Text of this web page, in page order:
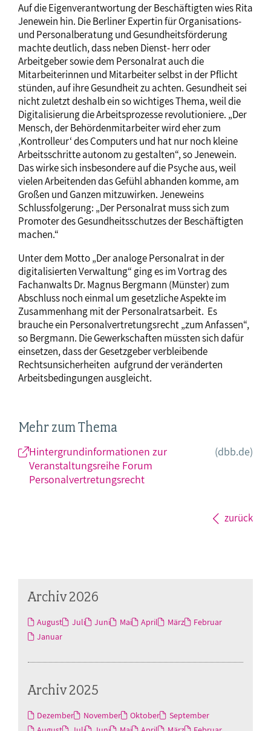
Auf die Eigenverantwortung der Beschäftigten wies Rita
Jenewein hin. Die Berliner Expertin für Organisations-
und Personalberatung und Gesundheitsförderung
machte deutlich, dass neben Dienst- herr oder
Arbeitgeber sowie dem Personalrat auch die
Mitarbeiterinnen und Mitarbeiter selbst in der Pflicht
stünden, auf ihre Gesundheit zu achten. Gesundheit sei
nicht zuletzt deshalb ein so wichtiges Thema, weil die
Digitalisierung die Arbeitsprozesse revolutioniere. „Der
Mensch, der Behördenmitarbeiter wird eher zum
‚Kontrolleur‘ des Computers und hat nur noch kleine
Arbeitsschritte autonom zu gestalten“, so Jenewein.
Das wirke sich insbesondere auf die Psyche aus, weil
vielen Arbeitenden das Gefühl abhanden komme, am
Großen und Ganzen mitzuwirken. Jeneweins
Schlussfolgerung: „Der Personalrat muss sich zum
Promoter des Gesundheitsschutzes der Beschäftigten
machen.“
Unter dem Motto „Der analoge Personalrat in der
digitalisierten Verwaltung“ ging es im Vortrag des
Fachanwalts Dr. Magnus Bergmann (Münster) zum
Abschluss noch einmal um gesetzliche Aspekte im
Zusammenhang mit der Personalratsarbeit. Es
brauche ein Personalvertretungsrecht „zum Anfassen“,
so Bergmann. Die Gewerkschaften müssten sich dafür
einsetzen, dass der Gesetzgeber verbleibende
Rechtsunsicherheiten aufgrund der veränderten
Arbeitsbedingungen ausgleicht.
Mehr zum Thema
Hintergrundinformationen zur
Veranstaltungsreihe Forum
Personalvertretungsrecht
(dbb.de)
zurück
Archiv 2026
August Juli Juni Mai April März
Februar
Januar
Archiv 2025
Dezember November Oktober
September